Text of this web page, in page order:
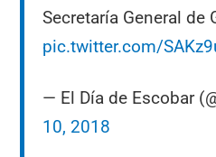
Secretaría General de
pic.twitter.com/
— El Día de Escobar
10, 2018